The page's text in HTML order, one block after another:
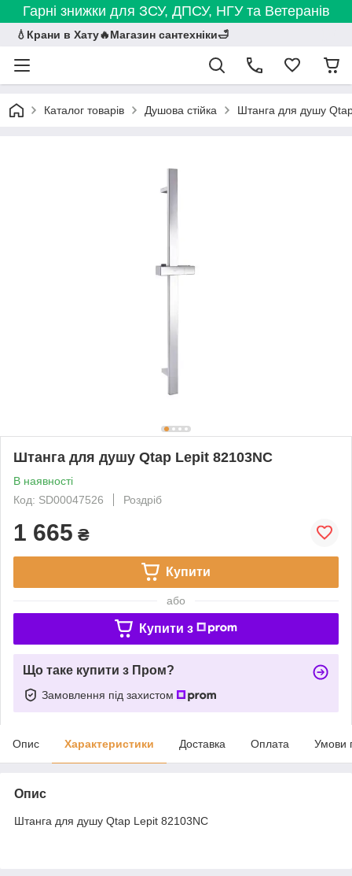
Гарні знижки для ЗСУ, ДПСУ, НГУ та Ветеранів
💧Крани в Хату🔥Магазин сантехніки🛁
Каталог товарів Душова стійка Штанга для душу
Штанга для душу Qtap Lepit 82103NC
В наявності
Код: SD00047526
Роздріб
1 665 ₴
Купити
або
Купити з
Що таке купити з Пром?
Замовлення під захистом
Опис Характеристики Доставка Оплата Умови
Опис
Штанга для душу Qtap Lepit 82103NC